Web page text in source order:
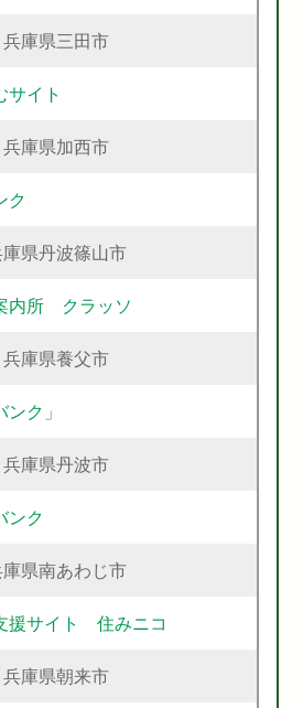
兵庫県三田市
サイト
兵庫県加西市
ク
県丹波篠山市
内所 クラッソ
兵庫県養父市
ク」
兵庫県丹波市
ンク
県南あわじ市
援サイト 住みニコ
兵庫県朝来市